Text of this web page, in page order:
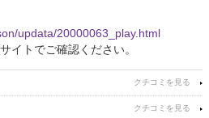
updata/20000063_play.html
イトでご確認ください。